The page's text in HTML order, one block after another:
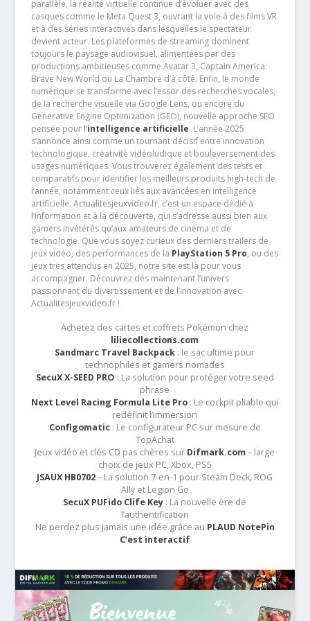
parallèle, la réalité virtuelle continue d’évoluer avec des
casques comme le Meta Quest 3, ouvrant la voie à des films VR
et à des séries interactives dans lesquelles le spectateur
devient acteur. Les plateformes de streaming dominent
toujours le paysage audiovisuel, alimentées par des
productions ambitieuses comme Avatar 3, Captain America:
Brave New World ou La Chambre d’à côté. Enfin, le monde
numérique se transforme avec l’essor des recherches vocales,
de la recherche visuelle via Google Lens, ou encore du
Generative Engine Optimization (GEO), nouvelle approche SEO
pensée pour l’intelligence artificielle. L’année 2025
s’annonce ainsi comme un tournant décisif entre innovation
technologique, créativité vidéoludique et bouleversement des
usages numériques. Vous trouverez également des tests et
comparatifs pour identifier les meilleurs produits high-tech de
l’année, notamment ceux liés aux avancées en intelligence
artificielle. Actualitesjeuxvideo.fr, c’est un espace dédié à
l’information et à la découverte, qui s’adresse aussi bien aux
gamers invétérés qu’aux amateurs de cinéma et de
technologie. Que vous soyez curieux des derniers trailers de
jeux vidéo, des performances de la PlayStation 5 Pro, ou des
jeux très attendus en 2025, notre site est là pour vous
accompagner. Découvrez dès maintenant l’univers
passionnant du divertissement et de l’innovation avec
Actualitesjeuxvideo.fr !
Achetez des cartes et coffrets Pokémon chez
liliecollections.com
Sandmarc Travel Backpack : le sac ultime pour
technophiles et gamers nomades
SecuX X-SEED PRO : La solution pour protéger votre seed
phrase
Next Level Racing Formula Lite Pro: Le cockpit pliable qui
redéfinit l’immersion
Configomatic: Le configurateur PC sur mesure de
TopAchat
Jeux vidéo et clés CD pas chères sur Difmark.com – large
choix de jeux PC, Xbox, PS5
JSAUX HB0702– La solution 7-en-1 pour Steam Deck, ROG
Ally et Legion Go
SecuX PUFido Clife Key : La nouvelle ère de
l’authentification
Ne perdez plus jamais une idée grâce au PLAUD NotePin
C’est interactif